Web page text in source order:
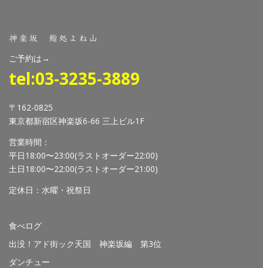
神楽坂 鮨処よね山
ご予約は→
tel:03-3235-3889
〒162-0825
東京都新宿区神楽坂6-66 三上ビル1F
営業時間：
平日18:00〜23:00(ラストオーダー22:00)
土日18:00〜22:00(ラストオーダー21:00)
定休日：水曜・祝祭日
食べログ
出没！アド街ック天国 神楽坂編 第3位
ダンチュー